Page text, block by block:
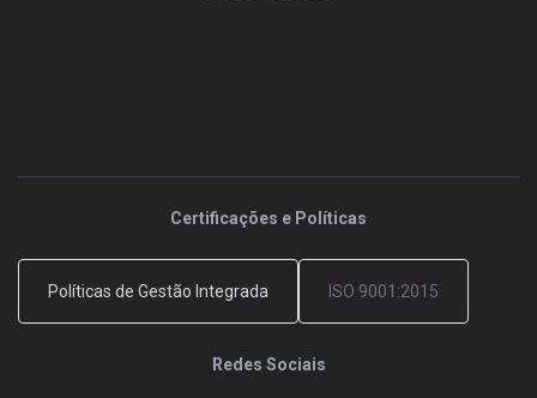
Certificações e Políticas
Políticas de Gestão Integrada ISO 9001:2015
Redes Sociais